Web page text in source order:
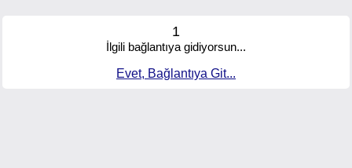
1
İlgili bağlantıya gidiyorsun...
Evet, Bağlantıya Git...